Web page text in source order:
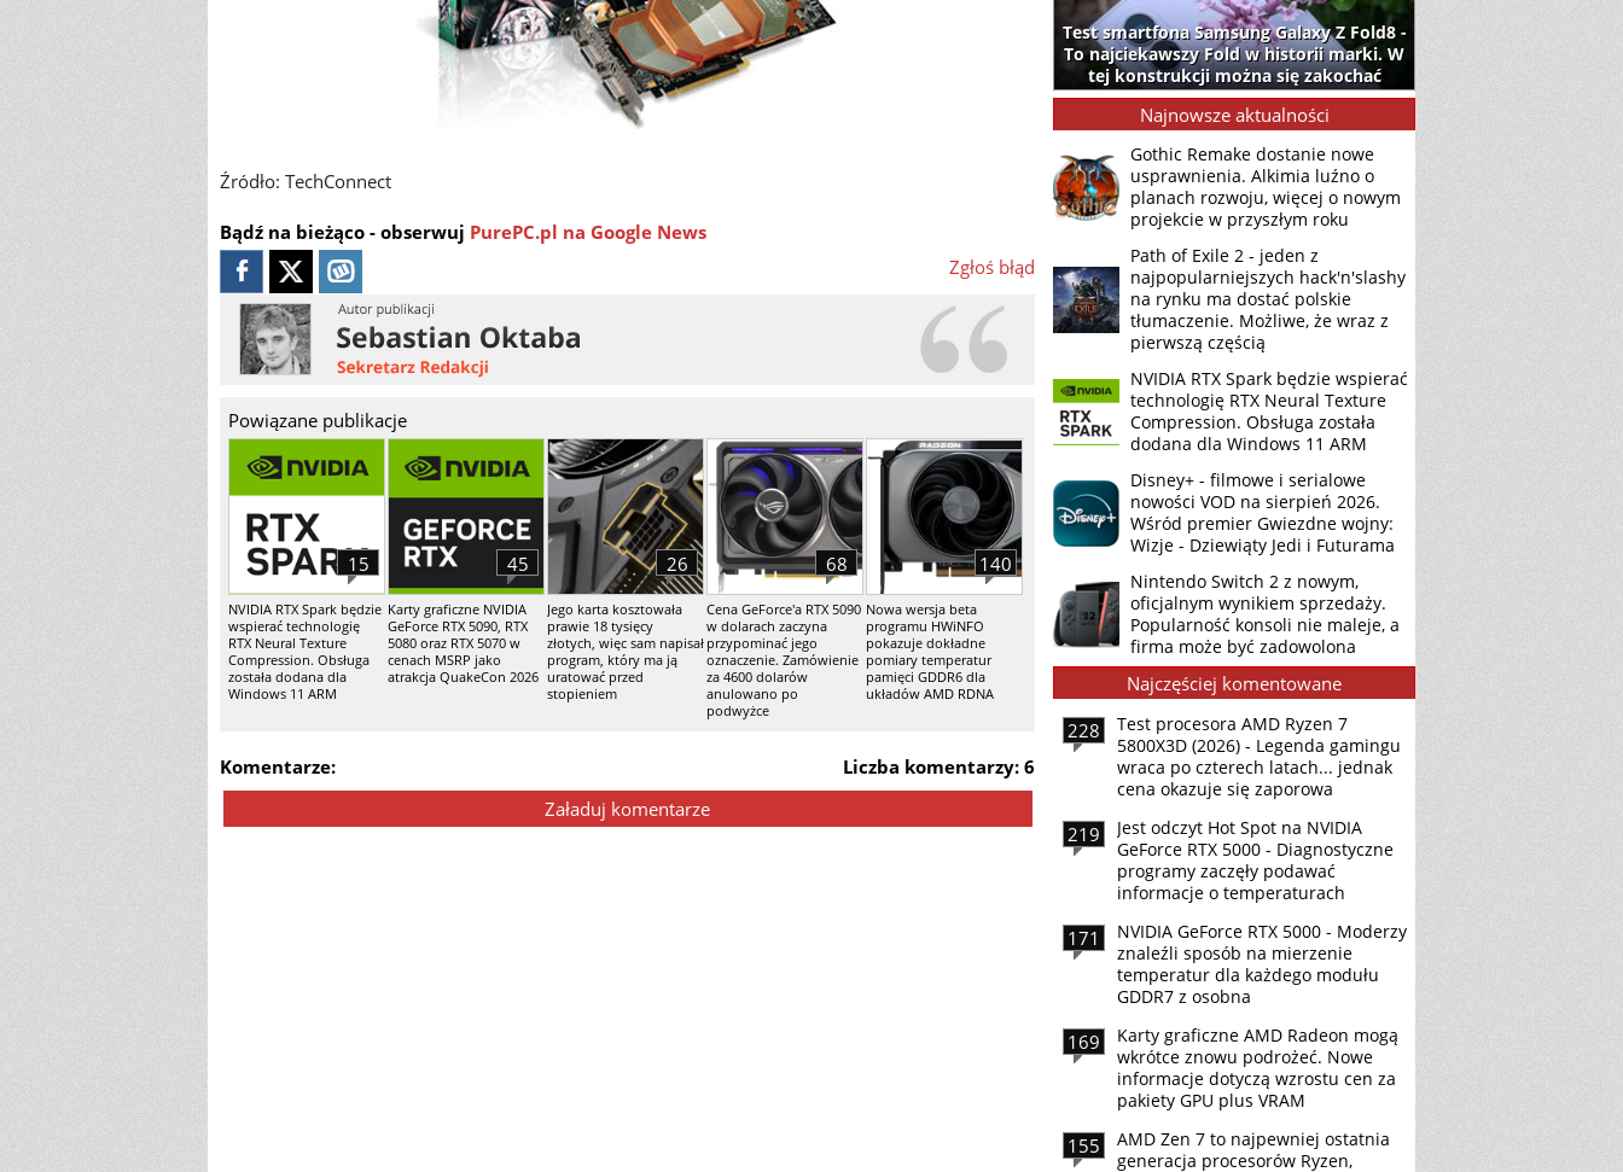
Źródło: TechConnect
Bądź na bieżąco - obserwuj PurePC.pl na Google News
Zgłoś błąd
Powiązane publikacje
NVIDIA RTX Spark będzie
wspierać technologię
RTX Neural Texture
Compression. Obsługa
została dodana dla
Windows 11 ARM
15
Karty graficzne NVIDIA
GeForce RTX 5090, RTX
5080 oraz RTX 5070 w
cenach MSRP jako
atrakcja QuakeCon 2026
45
Jego karta kosztowała
prawie 18 tysięcy
złotych, więc sam napisał
program, który ma ją
uratować przed
stopieniem
26
Cena GeForce'a RTX 5090
w dolarach zaczyna
przypominać jego
oznaczenie. Zamówienie
za 4600 dolarów
anulowano po
podwyżce
68
Nowa wersja beta
programu HWiNFO
pokazuje dokładne
pomiary temperatur
pamięci GDDR6 dla
układów AMD RDNA
140
Liczba komentarzy: 6
Komentarze:
Załaduj komentarze
Test smartfona Samsung Galaxy Z Fold8 -
To najciekawszy Fold w historii marki. W
tej konstrukcji można się zakochać
Najnowsze aktualności
Gothic Remake dostanie nowe
usprawnienia. Alkimia luźno o
planach rozwoju, więcej o nowym
projekcie w przyszłym roku
Path of Exile 2 - jeden z
najpopularniejszych hack'n'slashy
na rynku ma dostać polskie
tłumaczenie. Możliwe, że wraz z
pierwszą częścią
NVIDIA RTX Spark będzie wspierać
technologię RTX Neural Texture
Compression. Obsługa została
dodana dla Windows 11 ARM
Disney+ - filmowe i serialowe
nowości VOD na sierpień 2026.
Wśród premier Gwiezdne wojny:
Wizje - Dziewiąty Jedi i Futurama
Nintendo Switch 2 z nowym,
oficjalnym wynikiem sprzedaży.
Popularność konsoli nie maleje, a
firma może być zadowolona
Najczęściej komentowane
228
Test procesora AMD Ryzen 7
5800X3D (2026) - Legenda gamingu
wraca po czterech latach... jednak
cena okazuje się zaporowa
219
Jest odczyt Hot Spot na NVIDIA
GeForce RTX 5000 - Diagnostyczne
programy zaczęły podawać
informacje o temperaturach
171
NVIDIA GeForce RTX 5000 - Moderzy
znaleźli sposób na mierzenie
temperatur dla każdego modułu
GDDR7 z osobna
169
Karty graficzne AMD Radeon mogą
wkrótce znowu podrożeć. Nowe
informacje dotyczą wzrostu cen za
pakiety GPU plus VRAM
155
AMD Zen 7 to najpewniej ostatnia
generacja procesorów Ryzen,